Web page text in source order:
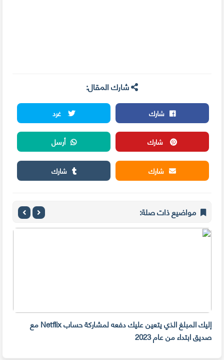
شارك المقال:
شارك
غرد
شارك
أرسل
شارك
شارك
مواضيع ذات صلة:
إليك المبلغ الذي يتعين عليك دفعه لمشاركة حساب Netflix مع
صديق ابتداء من عام 2023